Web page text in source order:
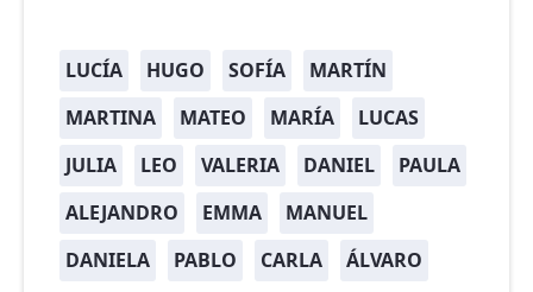
LUCÍA HUGO SOFÍA
MARTÍN
MARTINA
MATEO MARÍA
LUCAS
JULIA
LEO VALERIA DANIEL
PAULA
ALEJANDRO
EMMA
MANUEL
DANIELA
PABLO CARLA ÁLVARO